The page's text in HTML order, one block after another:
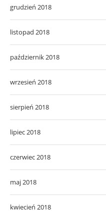
grudzień 2018
listopad 2018
październik 2018
wrzesień 2018
sierpień 2018
lipiec 2018
czerwiec 2018
maj 2018
kwiecień 2018